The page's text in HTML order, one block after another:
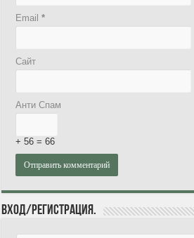
Email*
Сайт
Анти Спам
+ 56 = 66
Вход/Регистрация.